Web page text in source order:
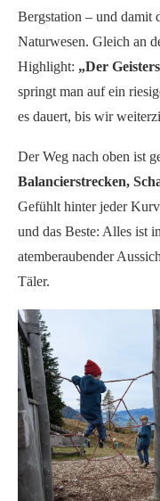
Bergstation – und damit
Naturwesen. Gleich an
Highlight: „Der
springt man auf ein
es dauert, bis wir
Der Weg nach oben ist
Balancierstrecken,
Gefühlt hinter jeder
und das Beste: Alles ist
atemberaubender
Täler.